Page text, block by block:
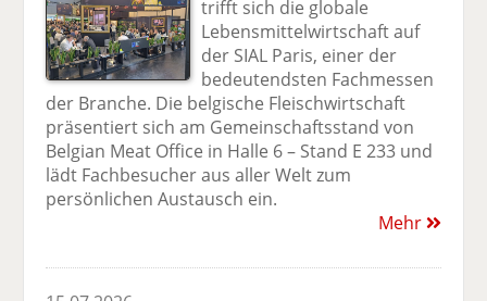
trifft sich die globale
Lebensmittelwirtschaft auf
der SIAL Paris, einer der
bedeutendsten Fachmessen
der Branche. Die belgische Fleischwirtschaft
präsentiert sich am Gemeinschaftsstand von
Belgian Meat Office in Halle 6 – Stand E 233 und
lädt Fachbesucher aus aller Welt zum
persönlichen Austausch ein.
Mehr